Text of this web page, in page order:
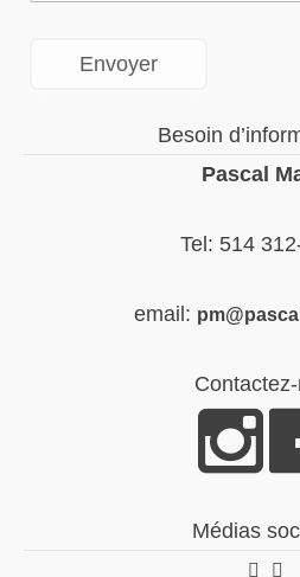
Besoin
Pascal
Tel: 514
email:
Médias